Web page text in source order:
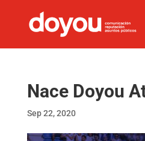
Nace Doyou
Sep 22, 2020